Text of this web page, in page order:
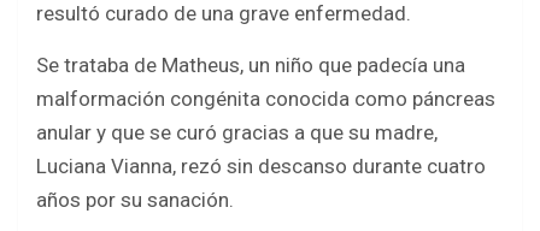
resultó curado de una grave enfermedad.
Se trataba de Matheus, un niño que padecía una
malformación congénita conocida como páncreas
anular y que se curó gracias a que su madre,
Luciana Vianna, rezó sin descanso durante cuatro
años por su sanación.